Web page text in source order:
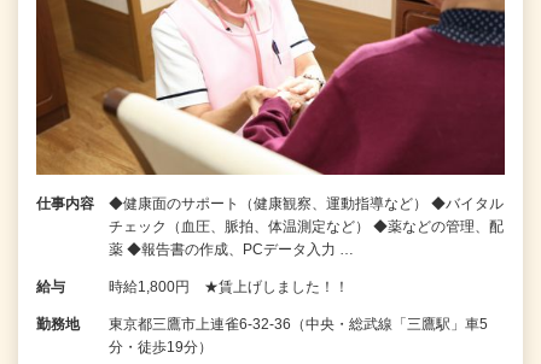
仕事内容
◆健康面のサポート（健康観察、運動指導など） ◆バイタル
チェック（血圧、脈拍、体温測定など） ◆薬などの管理、配
薬 ◆報告書の作成、PCデータ入力 …
給与 時給1,800円 ★賃上げしました！！
勤務地
東京都三鷹市上連雀6-32-36（中央・総武線「三鷹駅」車5
分・徒歩19分）